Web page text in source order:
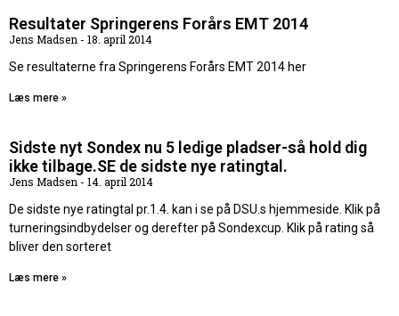
Resultater Springerens Forårs EMT 2014
Jens Madsen
18. april 2014
Se resultaterne fra Springerens Forårs EMT 2014 her
Læs mere »
Sidste nyt Sondex nu 5 ledige pladser-så hold dig
ikke tilbage.SE de sidste nye ratingtal.
Jens Madsen
14. april 2014
De sidste nye ratingtal pr.1.4. kan i se på DSU.s hjemmeside. Klik på
turneringsindbydelser og derefter på Sondexcup. Klik på rating så
bliver den sorteret
Læs mere »